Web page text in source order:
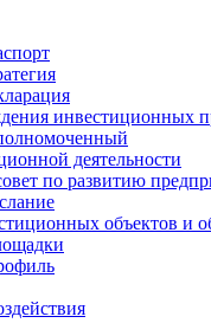
инвестиционных
деятельности
по развитию
объектов и